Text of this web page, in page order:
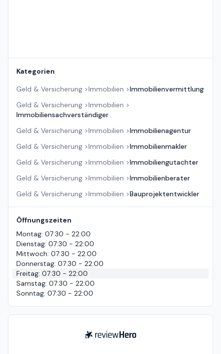
Kategorien
Geld & Versicherung >Immobilien >Immobilienvermittlung
Geld & Versicherung >Immobilien >
Immobiliensachverständiger
Geld & Versicherung >Immobilien >Immobilienagentur
Geld & Versicherung >Immobilien >Immobilienmakler
Geld & Versicherung >Immobilien >Immobiliengutachter
Geld & Versicherung >Immobilien >Immobilienberater
Geld & Versicherung >Immobilien >Bauprojektentwickler
Öffnungszeiten
Montag: 07:30 - 22:00
Dienstag: 07:30 - 22:00
Mittwoch: 07:30 - 22:00
Donnerstag: 07:30 - 22:00
Freitag: 07:30 - 22:00
Samstag: 07:30 - 22:00
Sonntag: 07:30 - 22:00
ReviewHero